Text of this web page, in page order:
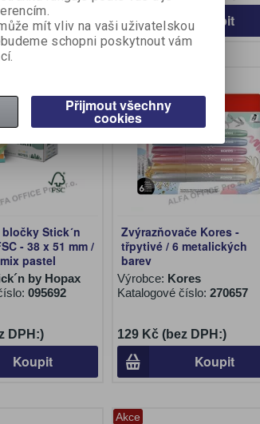
Koupit Koupit
Stick´n
- 38 x 51 mm /
pastel
by Hopax
095692
DPH:)
Koupit
Novinka
Zvýrazňovače Kores -
třpytivé / 6 metalických
barev
Výrobce: Kores
Katalogové číslo:270657
129 Kč (bez DPH:)
Koupit
Akce
mít vliv na vaši uživatelskou
schopni poskytnout vám
Přijmout všechny
cookies